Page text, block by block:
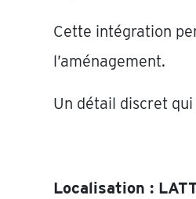
Cette intégration
l’aménagement.
Un détail discret
Localisation :